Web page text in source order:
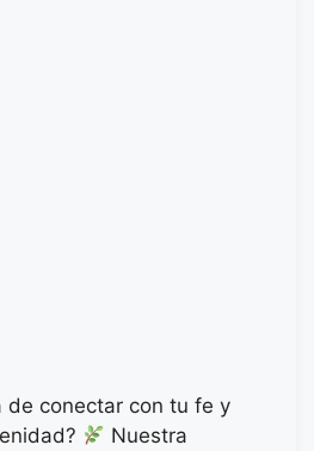
de conectar con tu fe y
Nuestra